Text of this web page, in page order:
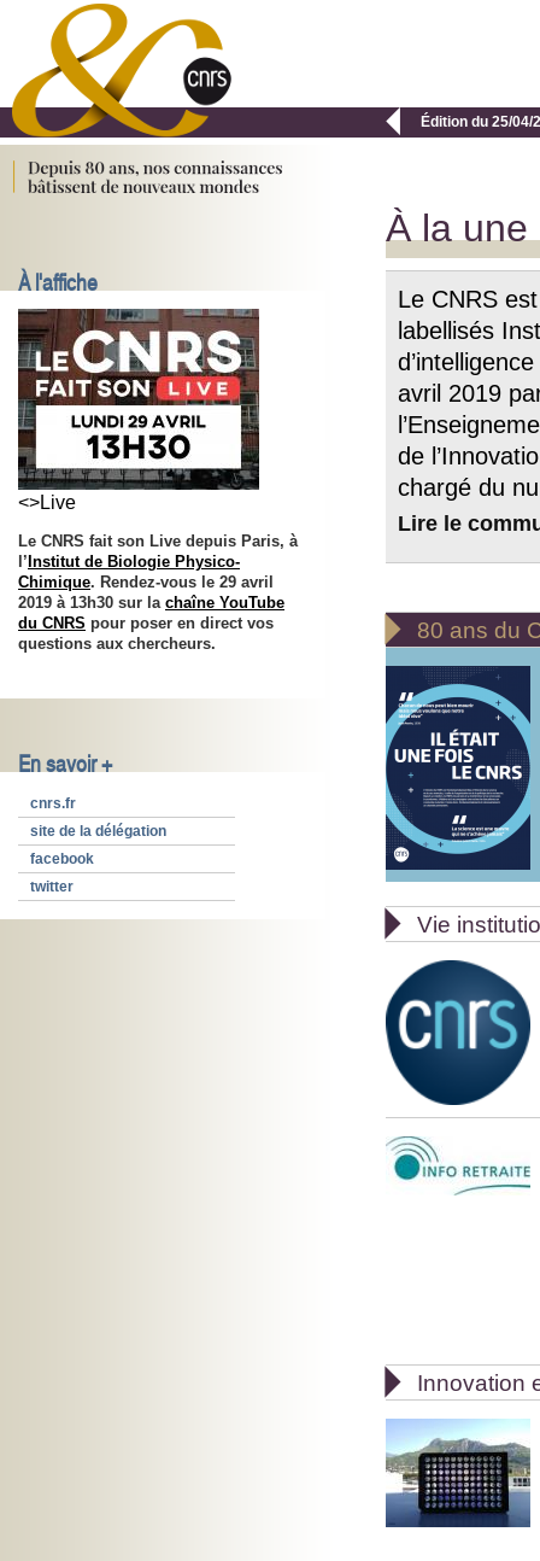
 Édition du 25/04/
À l'affiche
<>Live
Le CNRS fait son Live depuis Paris, à
l’ Institut de Biologie Physico-
Chimique. Rendez-vous le 29 avril
2019 à 13h30 sur la chaîne YouTube
du CNRS pour poser en direct vos
questions aux chercheurs.
En savoir +
cnrs.fr
site de la délégation
facebook
twitter
À la une
Le CNRS
labellisés
avril 2019
de
chargé du
Lire le
 80 ans du
 Vie
 Innovation